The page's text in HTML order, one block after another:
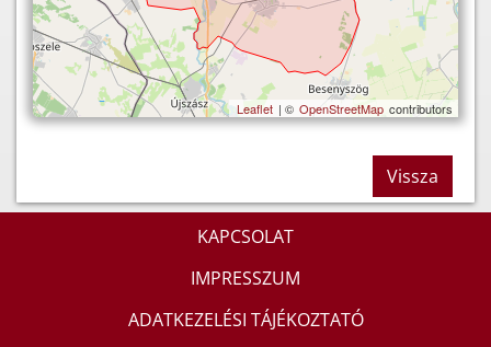
Leaflet | © OpenStreetMap contributors
Vissza
KAPCSOLAT
IMPRESSZUM
ADATKEZELÉSI TÁJÉKOZTATÓ